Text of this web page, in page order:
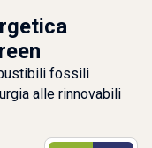
fossili
alle rinnovabili